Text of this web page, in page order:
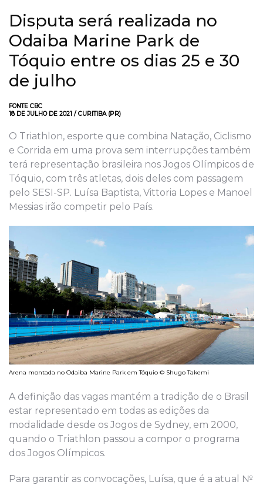
Disputa será realizada no
Odaiba Marine Park de
Tóquio entre os dias 25 e 30
de julho
FONTE CBC
18 DE JULHO DE 2021 / CURITIBA (PR)
O Triathlon, esporte que combina Natação, Ciclismo
e Corrida em uma prova sem interrupções também
terá representação brasileira nos Jogos Olímpicos de
Tóquio, com três atletas, dois deles com passagem
pelo SESI-SP. Luísa Baptista, Vittoria Lopes e Manoel
Messias irão competir pelo País.
Arena montada no Odaiba Marine Park em Tóquio © Shugo Takemi
A definição das vagas mantém a tradição de o Brasil
estar representado em todas as edições da
modalidade desde os Jogos de Sydney, em 2000,
quando o Triathlon passou a compor o programa
dos Jogos Olímpicos.
Para garantir as convocações, Luísa, que é a atual №